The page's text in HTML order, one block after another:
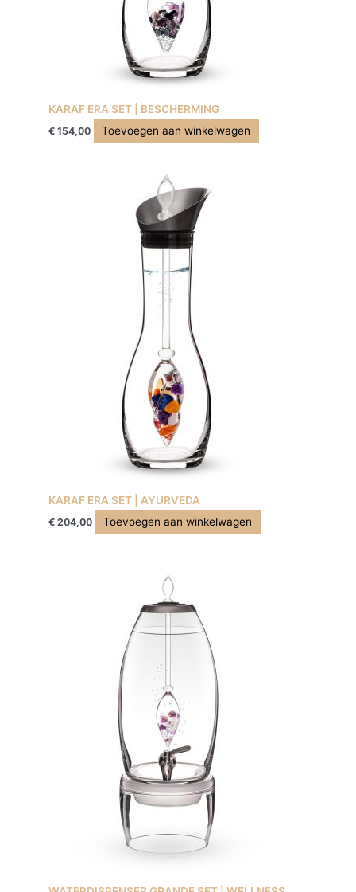
KARAF ERA SET | BESCHERMING
€ 154,00 Toevoegen aan winkelwagen
KARAF ERA SET | AYURVEDA
€ 204,00 Toevoegen aan winkelwagen